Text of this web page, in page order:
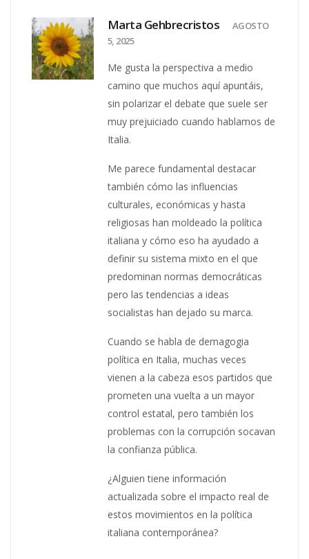
Marta Gehbrecristos
AGOSTO
5, 2025
Me gusta la perspectiva a medio
camino que muchos aquí apuntáis,
sin polarizar el debate que suele ser
muy prejuiciado cuando hablamos de
Italia.
Me parece fundamental destacar
también cómo las influencias
culturales, económicas y hasta
religiosas han moldeado la política
italiana y cómo eso ha ayudado a
definir su sistema mixto en el que
predominan normas democráticas
pero las tendencias a ideas
socialistas han dejado su marca.
Cuando se habla de demagogia
política en Italia, muchas veces
vienen a la cabeza esos partidos que
prometen una vuelta a un mayor
control estatal, pero también los
problemas con la corrupción socavan
la confianza pública.
¿Alguien tiene información
actualizada sobre el impacto real de
estos movimientos en la política
italiana contemporánea?